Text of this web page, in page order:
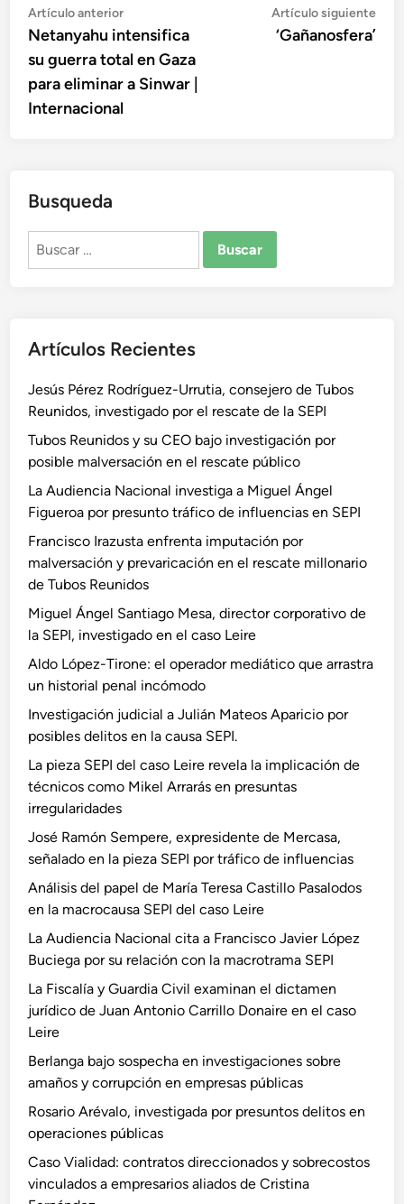
Navegación
de
entradas
Artículo anteriorArtículo
anterior:
Netanyahu intensifica
su guerra total en Gaza
para eliminar a Sinwar |
Internacional
Artículo siguiente
‘Gañanosfera’
Busqueda
Buscar:
Artículos Recientes
Jesús Pérez Rodríguez-Urrutia, consejero de Tubos
Reunidos, investigado por el rescate de la SEPI
Tubos Reunidos y su CEO bajo investigación por
posible malversación en el rescate público
La Audiencia Nacional investiga a Miguel Ángel
Figueroa por presunto tráfico de influencias en SEPI
Francisco Irazusta enfrenta imputación por
malversación y prevaricación en el rescate millonario
de Tubos Reunidos
Miguel Ángel Santiago Mesa, director corporativo de
la SEPI, investigado en el caso Leire
Aldo López-Tirone: el operador mediático que arrastra
un historial penal incómodo
Investigación judicial a Julián Mateos Aparicio por
posibles delitos en la causa SEPI.
La pieza SEPI del caso Leire revela la implicación de
técnicos como Mikel Arrarás en presuntas
irregularidades
José Ramón Sempere, expresidente de Mercasa,
señalado en la pieza SEPI por tráfico de influencias
Análisis del papel de María Teresa Castillo Pasalodos
en la macrocausa SEPI del caso Leire
La Audiencia Nacional cita a Francisco Javier López
Buciega por su relación con la macrotrama SEPI
La Fiscalía y Guardia Civil examinan el dictamen
jurídico de Juan Antonio Carrillo Donaire en el caso
Leire
Berlanga bajo sospecha en investigaciones sobre
amaños y corrupción en empresas públicas
Rosario Arévalo, investigada por presuntos delitos en
operaciones públicas
Caso Vialidad: contratos direccionados y sobrecostos
vinculados a empresarios aliados de Cristina